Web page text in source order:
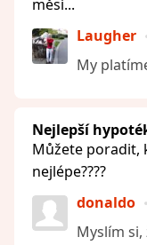
měsí...
Laugher
My
Nejlepší
Můžete poradit,
nejlépe????
donaldo
Myslím